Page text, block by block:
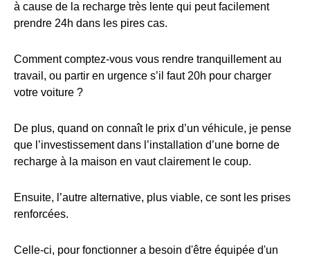
à cause de la recharge très lente qui peut facilement
prendre 24h dans les pires cas.
Comment comptez-vous vous rendre tranquillement au
travail, ou partir en urgence s’il faut 20h pour charger
votre voiture ?
De plus, quand on connaît le prix d’un véhicule, je pense
que l’investissement dans l’installation d’une borne de
recharge à la maison en vaut clairement le coup.
Ensuite, l’autre alternative, plus viable, ce sont les prises
renforcées.
Celle-ci, pour fonctionner a besoin d'être équipée d'un